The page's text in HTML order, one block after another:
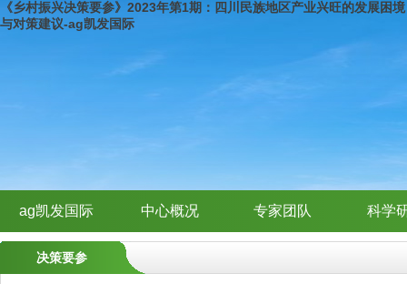
《乡村振兴决策要参》2023年第1期：四川民族地区产业兴旺的发展困境
与对策建议-ag凯发国际
ag凯发国际 中心概况 专家团队 科学
决策要参